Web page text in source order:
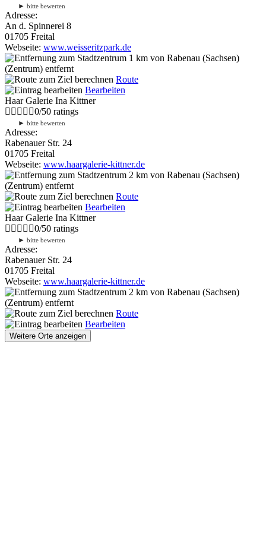
► bitte bewerten
Adresse:
An d. Spinnerei 8
01705 Freital
Webseite: www.weisseritzpark.de
1 km von Rabenau (Sachsen)
(Zentrum) entfernt
Route
Bearbeiten
Haar Galerie Ina Kittner
0/50 ratings
► bitte bewerten
Adresse:
Rabenauer Str. 24
01705 Freital
Webseite: www.haargalerie-kittner.de
2 km von Rabenau (Sachsen)
(Zentrum) entfernt
Route
Bearbeiten
Haar Galerie Ina Kittner
0/50 ratings
► bitte bewerten
Adresse:
Rabenauer Str. 24
01705 Freital
Webseite: www.haargalerie-kittner.de
2 km von Rabenau (Sachsen)
(Zentrum) entfernt
Route
Bearbeiten
Weitere Orte anzeigen